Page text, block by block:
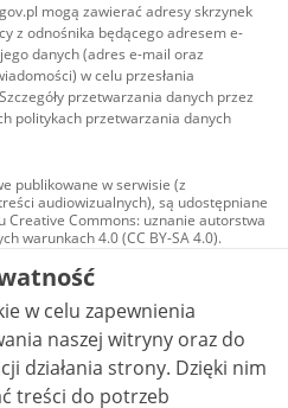
mogą zawierać adresy skrzynek
z odnośnika będącego adresem e-
danych (adres e-mail oraz
w celu przesłania
przetwarzania danych przez
politykach przetwarzania danych
publikowane w serwisie (z
audiowizualnych), są udostępniane
Creative Commons: uznanie autorstwa
warunkach 4.0 (CC BY-SA 4.0).
w tym zdjęcia, materiały
udostępniane na licencji typu
uznanie autorstwa użycie
bez utworów zależnych 4.0 (CC BY-
nie jest to stwierdzone inaczej.
w celu zapewnienia
naszej witryny oraz do
strony. Dzięki nim
treści do potrzeb